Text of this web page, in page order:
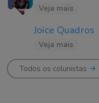
Veja mais
Joice Quadros
Veja mais
Todos os colunistas